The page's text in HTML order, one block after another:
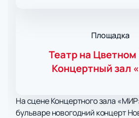
Площадка
Театр на
Концертный зал
На сцене Концертного зала
бульваре новогодний концерт